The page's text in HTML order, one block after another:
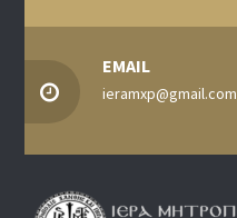
EMAIL
ieramxp@gmail.com